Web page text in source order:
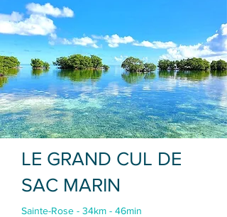
LE GRAND CUL DE
SAC MARIN
Sainte-Rose - 34km - 46min